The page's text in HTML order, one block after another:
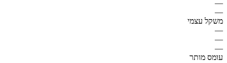
—
—
משקל עצמי
—
—
—
עומס מותר